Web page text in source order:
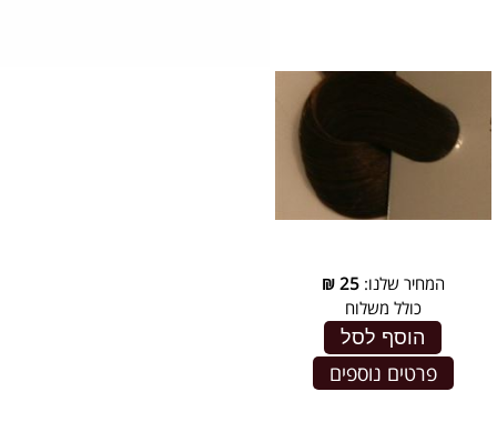
המחיר שלנו:25
₪
כולל משלוח
הוסף לסל
פרטים נוספים